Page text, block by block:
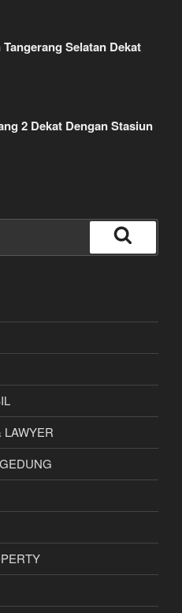
Selatan Dekat
2 Dekat Dengan Stasiun
Cari
LAWYER